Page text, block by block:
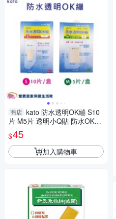
商店 kato 防水透明OK繃 S10
片 M5片 透明小Q貼 防水OK繃
OK繃 創可貼 傷口貼 黏性膠帶
$45
加入購物車